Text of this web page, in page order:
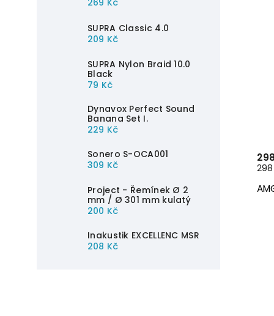
269 Kč
SUPRA Classic 4.0
209 Kč
SUPRA Nylon Braid 10.0
Black
79 Kč
Dynavox Perfect Sound
Banana Set I.
229 Kč
Sonero S-OCA001
309 Kč
Project - Řemínek Ø 2
mm / Ø 301 mm kulatý
200 Kč
Inakustik EXCELLENC MSR
208 Kč